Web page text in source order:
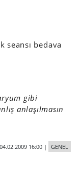
seansı bedava
gibi
anlaşılmasın
04.02.2009 16:00| GENEL